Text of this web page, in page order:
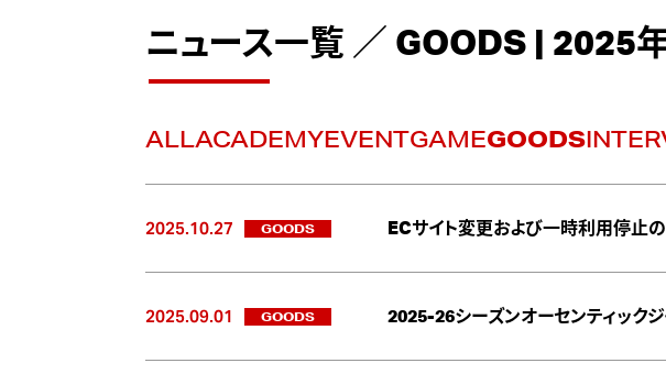
ニュース一覧 ／ GOODS | 2025
ALL ACADEMYEVENTGAMEGOODS
2025.10.27 GOODS ECサイト変更および一時利用停止
2025.09.01 GOODS 2025-26シーズンオーセンティック